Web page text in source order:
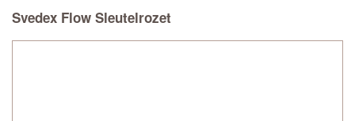
Svedex Flow Sleutelrozet